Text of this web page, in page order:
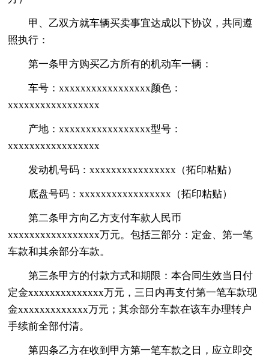
甲、乙双方就车辆买卖事宜达成以下协议，共同遵
照执行：
第一条甲方购买乙方所有的机动车一辆：
车号：xxxxxxxxxxxxxxxxx颜色：
xxxxxxxxxxxxxxxxx
产地：xxxxxxxxxxxxxxxxx型号：
xxxxxxxxxxxxxxxxx
发动机号码：xxxxxxxxxxxxxxxx（拓印粘贴）
底盘号码：xxxxxxxxxxxxxxxxx（拓印粘贴）
第二条甲方向乙方支付车款人民币
xxxxxxxxxxxxxxxxx万元。包括三部分：定金、第一笔
车款和其余部分车款。
第三条甲方的付款方式和期限：本合同生效当日付
定金xxxxxxxxxxxxxx万元，三日内再支付第一笔车款现
金xxxxxxxxxxxxx万元；其余部分车款在该车办理转户
手续前全部付清。
第四条乙方在收到甲方第一笔车款之日，应立即交